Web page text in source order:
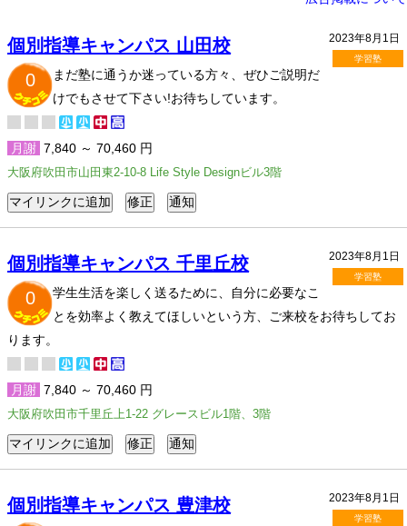
2023年8月1日
学習塾
個別指導キャンパス 山田校
0
まだ塾に通うか迷っている方々、ぜひご説明だ
けでもさせて下さい!お待ちしています。
月謝 7,840 ～ 70,460 円
大阪府吹田市山田東2-10-8 Life Style Designビル3階
2023年8月1日
学習塾
個別指導キャンパス 千里丘校
0
学生生活を楽しく送るために、自分に必要なこ
とを効率よく教えてほしいという方、ご来校をお待ちしてお
ります。
月謝 7,840 ～ 70,460 円
大阪府吹田市千里丘上1-22 グレースビル1階、3階
2023年8月1日
学習塾
個別指導キャンパス 豊津校